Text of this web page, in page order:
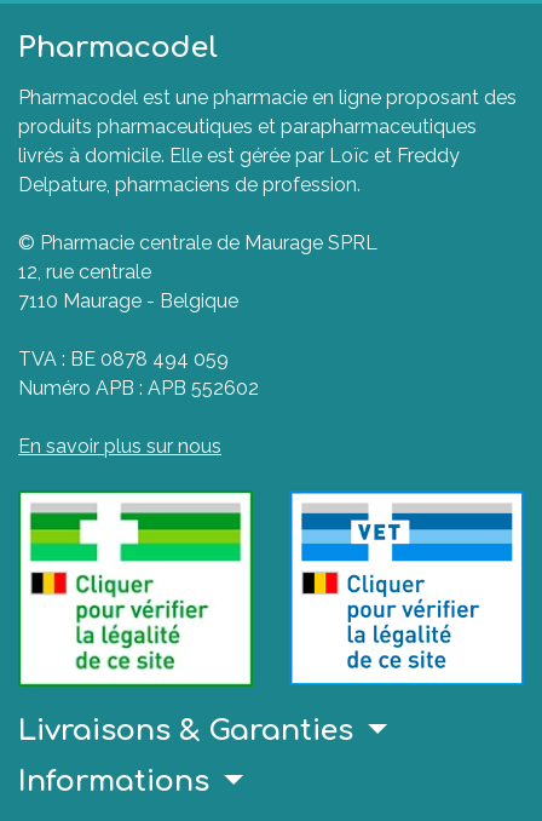
Pharmacodel
Pharmacodel est une pharmacie en ligne proposant des
produits pharmaceutiques et parapharmaceutiques
livrés à domicile. Elle est gérée par Loïc et Freddy
Delpature, pharmaciens de profession.
© Pharmacie centrale de Maurage SPRL
12, rue centrale
7110 Maurage - Belgique
TVA : BE 0878 494 059
Numéro APB : APB 552602
En savoir plus sur nous
Livraisons & Garanties
Informations